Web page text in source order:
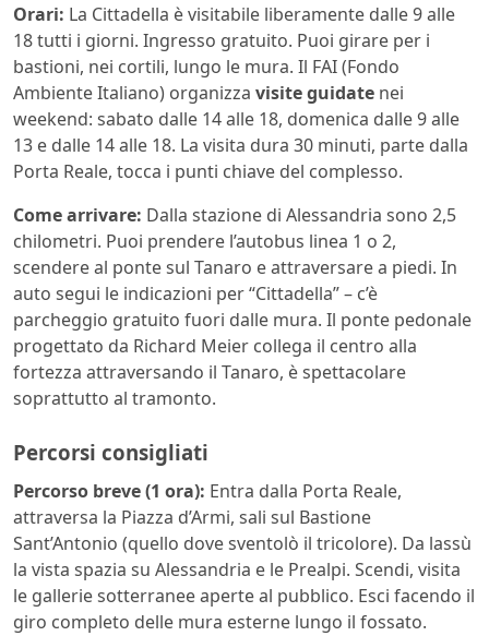
Orari: La Cittadella è visitabile liberamente dalle 9 alle
18 tutti i giorni. Ingresso gratuito. Puoi girare per i
bastioni, nei cortili, lungo le mura. Il FAI (Fondo
Ambiente Italiano) organizza visite guidate nei
weekend: sabato dalle 14 alle 18, domenica dalle 9 alle
13 e dalle 14 alle 18. La visita dura 30 minuti, parte dalla
Porta Reale, tocca i punti chiave del complesso.
Come arrivare: Dalla stazione di Alessandria sono 2,5
chilometri. Puoi prendere l’autobus linea 1 o 2,
scendere al ponte sul Tanaro e attraversare a piedi. In
auto segui le indicazioni per “Cittadella” – c’è
parcheggio gratuito fuori dalle mura. Il ponte pedonale
progettato da Richard Meier collega il centro alla
fortezza attraversando il Tanaro, è spettacolare
soprattutto al tramonto.
Percorsi consigliati
Percorso breve (1 ora): Entra dalla Porta Reale,
attraversa la Piazza d’Armi, sali sul Bastione
Sant’Antonio (quello dove sventolò il tricolore). Da lassù
la vista spazia su Alessandria e le Prealpi. Scendi, visita
le gallerie sotterranee aperte al pubblico. Esci facendo il
giro completo delle mura esterne lungo il fossato.